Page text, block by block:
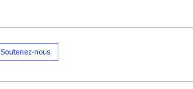
Soutenez-nous